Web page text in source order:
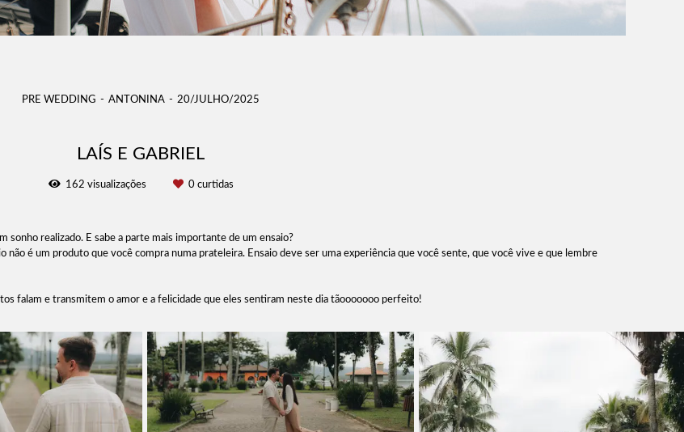
PRE WEDDING ANTONINA 20/JULHO/2025
LAÍS E GABRIEL
162 visualizações 0curtidas
sonho realizado. E sabe a parte mais importante de um ensaio?
é um produto que você compra numa prateleira. Ensaio deve ser uma experiência que você sente, que você vive e que lembre
falam e transmitem o amor e a felicidade que eles sentiram neste dia tãooooooo perfeito!